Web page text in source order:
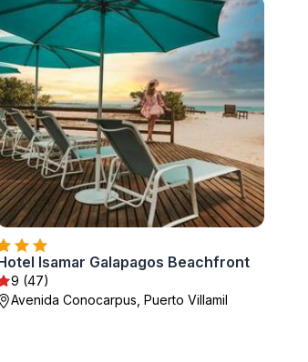
Isamar Galapagos Beachfront
9 (47)
Avenida Conocarpus, Puerto Villamil